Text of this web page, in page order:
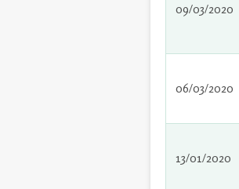
09/03/2020
06/03/2020
13/01/2020